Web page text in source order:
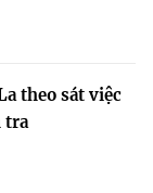
theo sát việc
tra